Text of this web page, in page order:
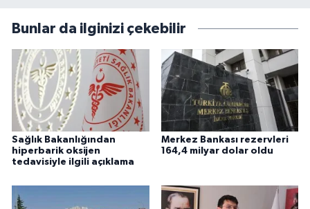
Bunlar da ilginizi çekebilir
Sağlık Bakanlığından
hiperbarik oksijen
tedavisiyle ilgili açıklama
Merkez Bankası rezervleri
164,4 milyar dolar oldu